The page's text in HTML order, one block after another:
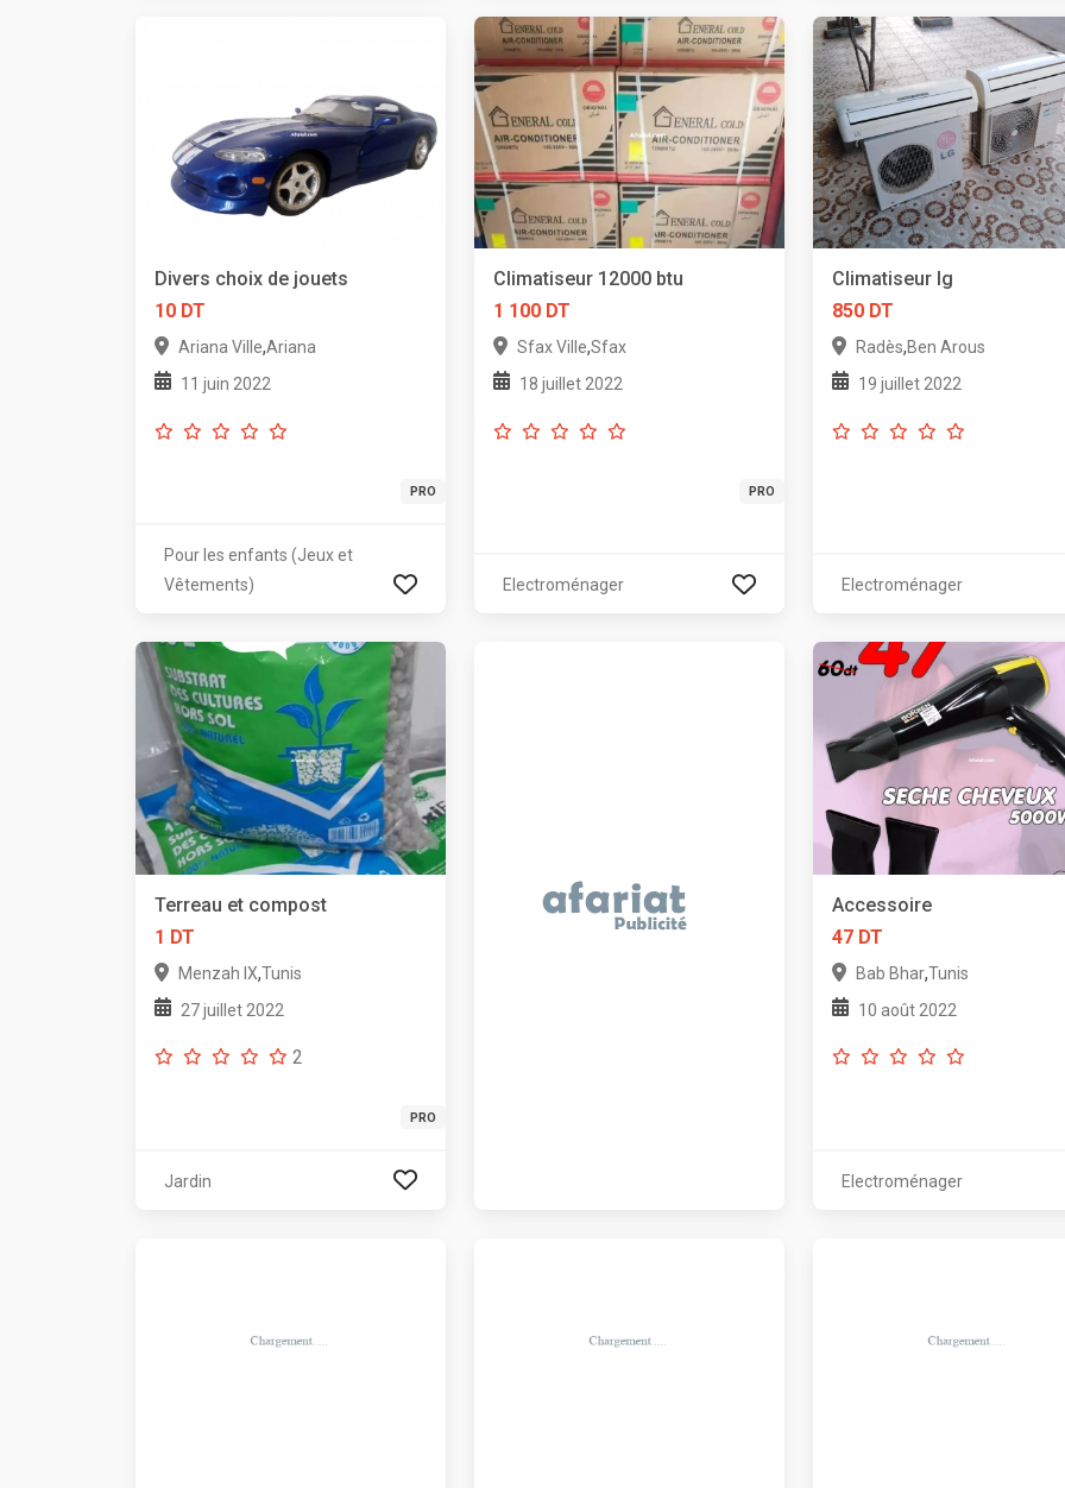
Divers choix de jouets
10 DT
Ariana Ville,Ariana
11 juin 2022
PRO
Pour les enfants (Jeux et
Vêtements)
Climatiseur 12000 btu
1 100 DT
Sfax Ville,Sfax
18 juillet 2022
PRO
Electroménager
Climatiseur lg
850 DT
Radès,Ben Arous
19 juillet 2022
Electroménager
Terreau et compost
1 DT
Menzah IX,Tunis
27 juillet 2022
2
PRO
Jardin
Accessoire
47 DT
Bab Bhar,Tunis
10 août 2022
Electroménager